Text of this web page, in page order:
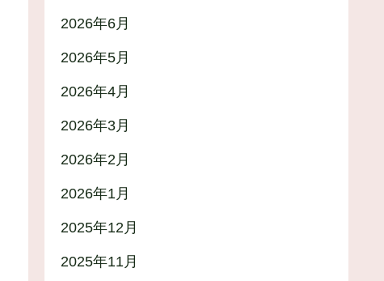
2026年6月
2026年5月
2026年4月
2026年3月
2026年2月
2026年1月
2025年12月
2025年11月